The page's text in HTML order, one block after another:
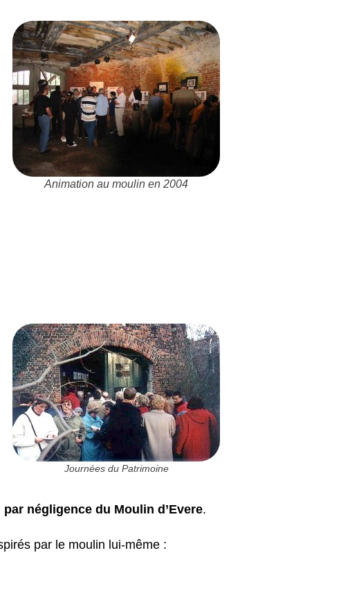
Animation au moulin en 2004
Journées du Patrimoine
négligence du Moulin d’Evere.
par le moulin lui-même :